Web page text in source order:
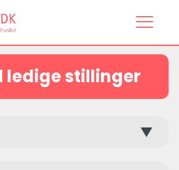
ledige stillinger
▼